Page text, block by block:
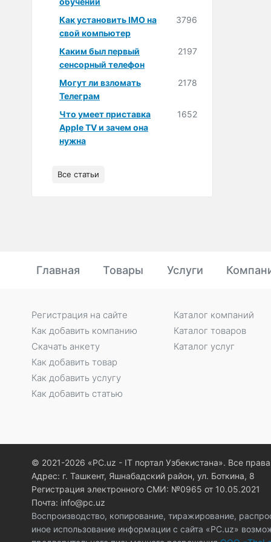
Как установить IMO на
свой компьютер
3796
Каким был первый
сенсорный телефон
2197
Могут ли взломать
Телеграм
2178
Что умеет приставка
Apple TV и зачем она
нужна
1652
Все статьи
Главная Товары Услуги
Регистрация на сайте
Как добавить компанию
Скачать анкету
Как добавить товар
Как добавить услугу
Как добавить статью
Каталог компаний
Каталог товаров
Каталог услуг
© 2021-2026 «PC.uz - IT портал Узбекистана». Все
Адрес: г. Ташкент, Яшнабадский район, ул. Боткина, 8
Регистрация электронного СМИ: №0965 от 10.05.2021
Почта: info@pc.uz
Воспроизводство, копирование, тиражирование,
иное использование информации с сайта «PC.uz»